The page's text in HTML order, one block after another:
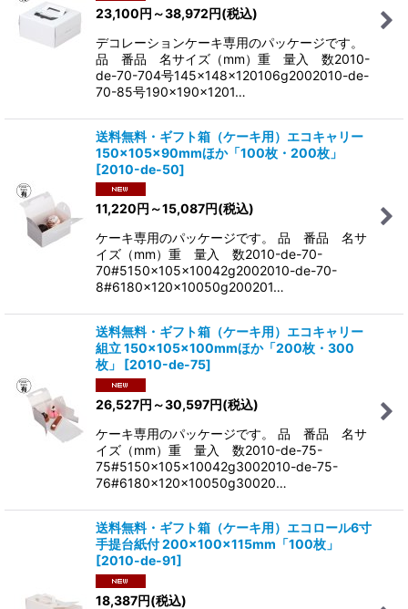
23,100円 ～38,972円(税込)
デコレーションケーキ専用のパッケージです。
品 番品 名サイズ（mm）重 量入 数2010-
de-70-704号145×148×120106g2002010-de-
70-85号190×190×1201…
送料無料・ギフト箱（ケーキ用）エコキャリー
150×105×90mmほか「100枚・200枚」
[2010-de-50]
11,220円 ～15,087円(税込)
ケーキ専用のパッケージです。 品 番品 名サ
イズ（mm）重 量入 数2010-de-70-
70#5150×105×10042g2002010-de-70-
8#6180×120×10050g200201…
送料無料・ギフト箱（ケーキ用）エコキャリー
組立 150×105×100mmほか「200枚・300
枚」
[2010-de-75]
26,527円 ～30,597円(税込)
ケーキ専用のパッケージです。 品 番品 名サ
イズ（mm）重 量入 数2010-de-75-
75#5150×105×10042g3002010-de-75-
76#6180×120×10050g30020…
送料無料・ギフト箱（ケーキ用）エコロール6寸
手提台紙付 200×100×115mm「100枚」
[2010-de-91]
18,387円(税込)